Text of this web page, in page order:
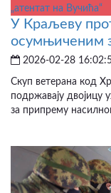
У Краљеву
осумњиченим
2026-02-28
Скуп ветерана код
подржавају двојицу
за припрему